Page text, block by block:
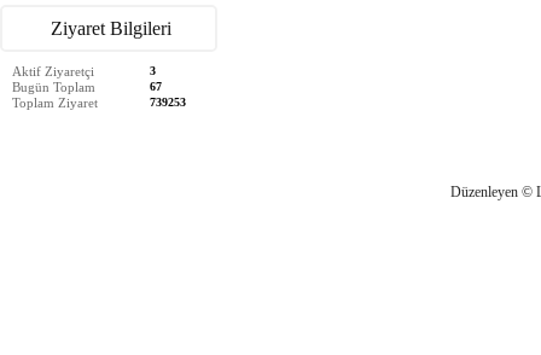
Ziyaret Bilgileri
Aktif Ziyaretçi 3
Bugün Toplam 67
Toplam Ziyaret 739253
Düzenleyen ©